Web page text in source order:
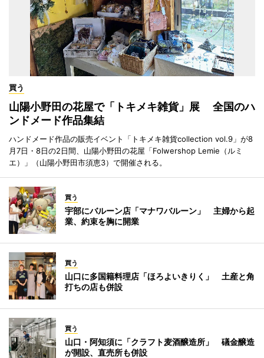
買う
山陽小野田の花屋で「トキメキ雑貨」展 全国のハ
ンドメード作品集結
ハンドメード作品の販売イベント「トキメキ雑貨collection vol.9」が8
月7日・8日の2日間、山陽小野田の花屋「Folwershop Lemie（ルミ
エ）」（山陽小野田市須恵3）で開催される。
買う
宇部にバルーン店「マナワバルーン」 主婦から起
業、約束を胸に開業
買う
山口に多国籍料理店「ほろよいきりく」 土産と角
打ちの店も併設
買う
山口・阿知須に「クラフト麦酒醸造所」 礒金醸造
が開設、直売所も併設